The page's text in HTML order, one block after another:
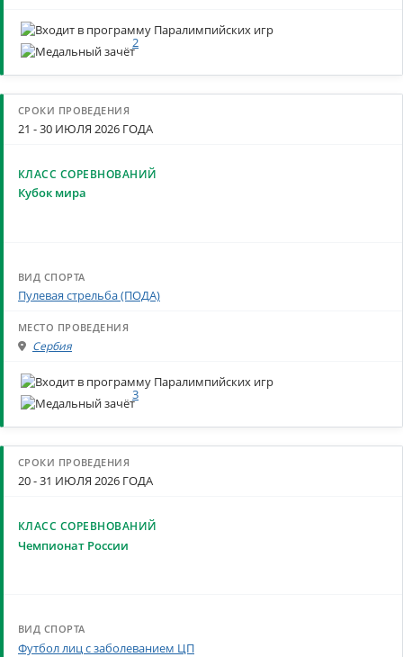
2
21 - 30 ИЮЛЯ 2026 ГОДА
Кубок мира
Пулевая стрельба (ПОДА)
Сербия
3
20 - 31 ИЮЛЯ 2026 ГОДА
Чемпионат России
Футбол лиц с заболеванием ЦП